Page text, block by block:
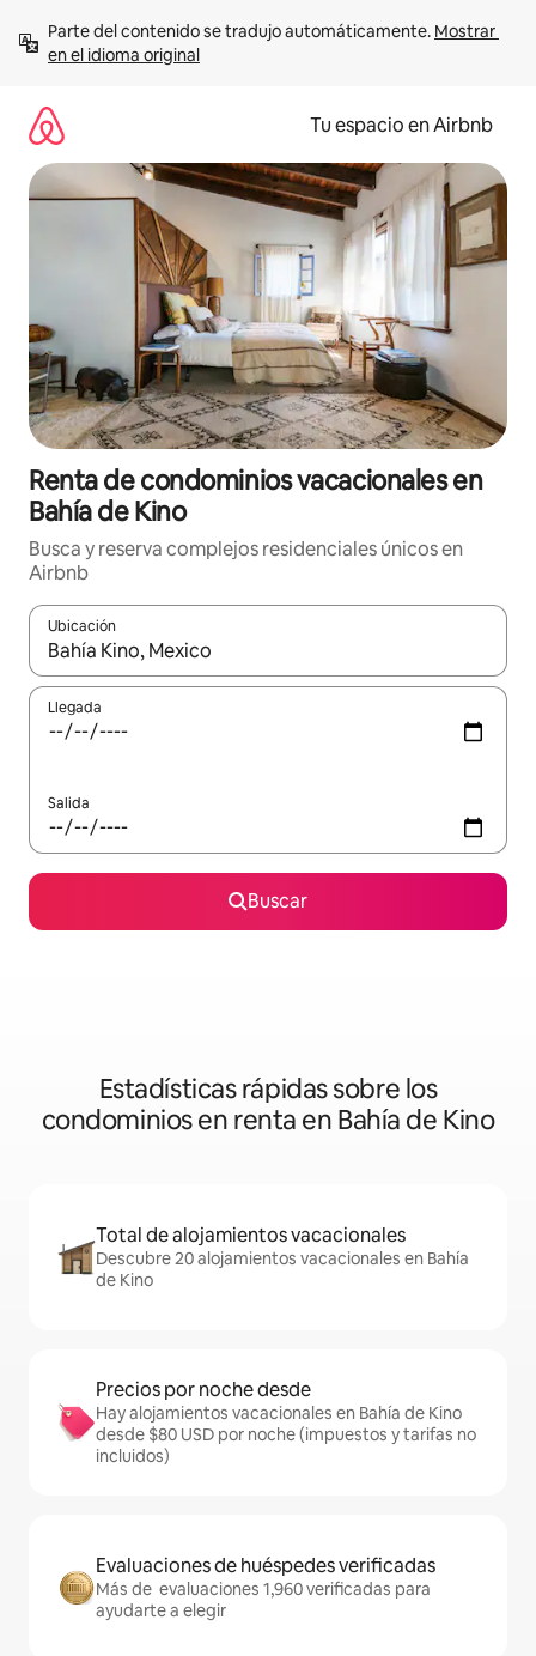
contenido
Parte del contenido se tradujo automáticamente. Mostrar
en el idioma original
Tu espacio en Airbnb
Renta de condominios vacacionales en
Bahía de Kino
Busca y reserva complejos residenciales únicos en
Airbnb
Ubicación
Cuando los resultados estén disponibles, podrás navegar
Llegada
Salida
Buscar
Estadísticas rápidas sobre los
condominios en renta en Bahía de Kino
Total de alojamientos vacacionales
Descubre 20 alojamientos vacacionales en Bahía
de Kino
Precios por noche desde
Hay alojamientos vacacionales en Bahía de Kino
desde $80 USD por noche (impuestos y tarifas no
incluidos)
Evaluaciones de huéspedes verificadas
Más de evaluaciones 1,960 verificadas para
ayudarte a elegir